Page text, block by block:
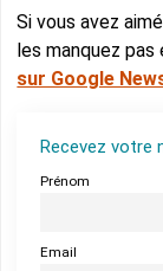
Si vous avez
les manquez
sur Google
Recevez votre
Prénom
Email